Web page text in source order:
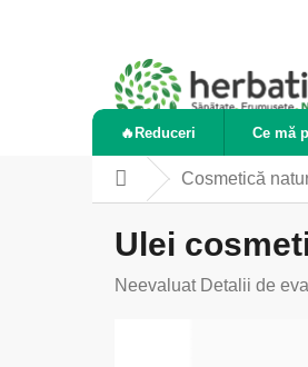
🔥Reduceri Ce mă
AcasăCosmetică
Ulei
Evaluarea
Neevaluat Detalii de